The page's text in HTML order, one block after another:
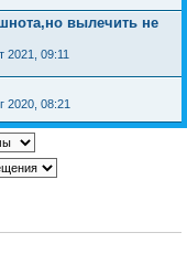
вылечить не
2021, 09:11
2020, 08:21